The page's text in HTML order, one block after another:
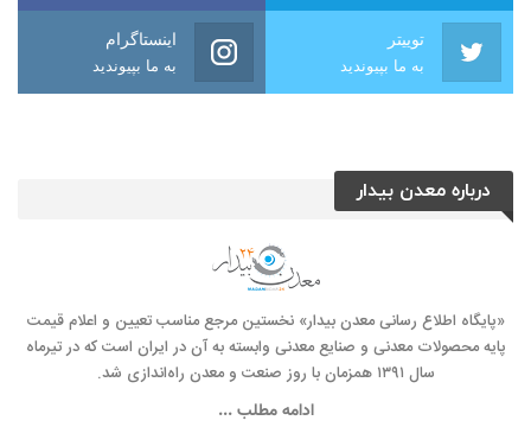
توییتر
به ما بپیوندید
اینستاگرام
به ما بپیوندید
درباره معدن بیدار
«پایگاه اطلاع رسانی معدن بیدار» نخستین مرجع مناسب تعیین و اعلام قیمت
پایه محصولات معدنی و صنایع معدنی وابسته به آن در ایران است که در تیرماه
سال ۱۳۹۱ همزمان با روز صنعت و معدن راه‌‌اندازی شد.
ادامه مطلب ...